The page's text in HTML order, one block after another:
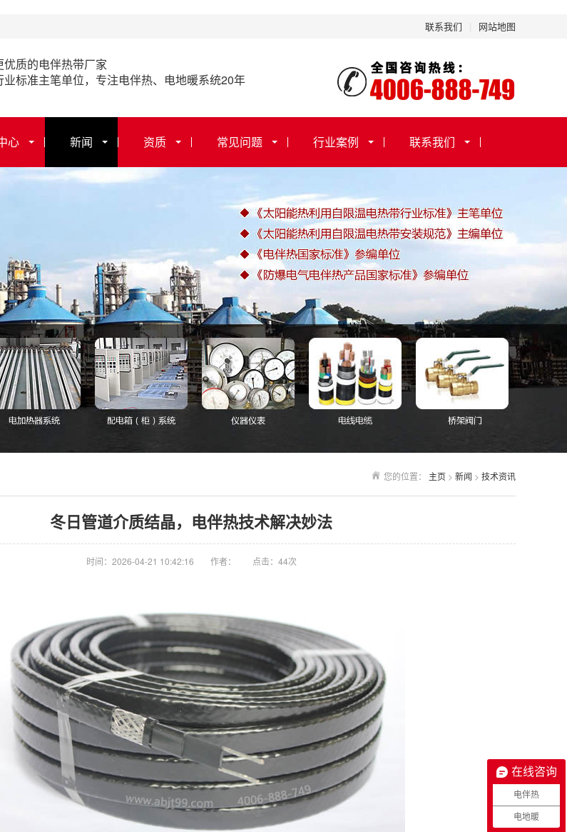
联系我们 网站地图
优质的电伴热带厂家
业标准主笔单位，专注电伴热、电地暖系统20年
心 新闻 资质 常见问题 行业案例 联系我们
您的位置： 主页 > 新闻 > 技术资讯
冬日管道介质结晶，电伴热技术解决妙法
时间：2026-04-21 10:42:16 作者： 点击： 44次
在线咨询
电伴热
电地暖